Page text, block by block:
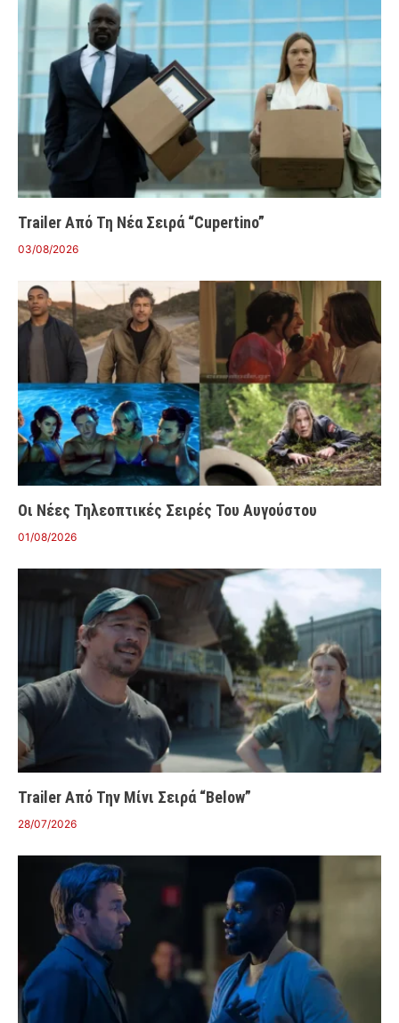
Trailer Από Τη Νέα Σειρά “Cupertino”
03/08/2026
Οι Νέες Τηλεοπτικές Σειρές Του Αυγούστου
01/08/2026
Trailer Από Την Μίνι Σειρά “Below”
28/07/2026